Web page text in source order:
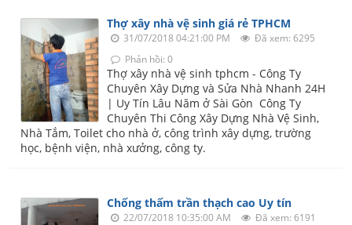
Thợ xây nhà vệ sinh giá rẻ TPHCM
31/07/2018 04:21:00 PM
Đã xem: 6295
Phản hồi: 0
Thợ xây nhà vệ sinh tphcm - Công Ty
Chuyên Xây Dựng và Sửa Nhà Nhanh 24H
| Uy Tín Lâu Năm ở Sài Gòn‎ ‎ Công Ty
Chuyên Thi Công Xây Dựng Nhà Vệ Sinh,
Nhà Tắm, Toilet cho nhà ở, công trình xây dựng, trường
học, bệnh viện, nhà xưởng, công ty.
Chống thấm trần thạch cao Uy tín
22/07/2018 10:35:00 AM
Đã xem: 6191